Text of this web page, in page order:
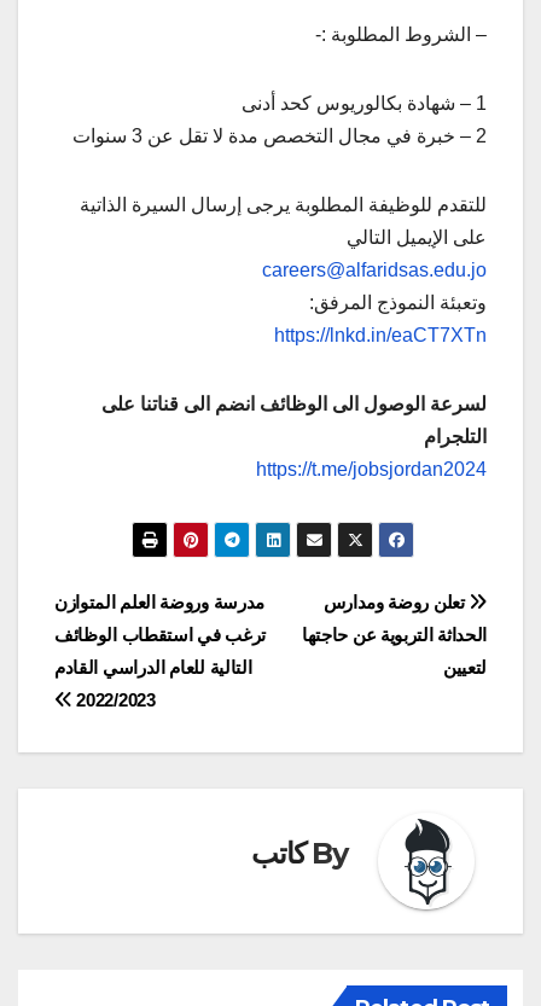
– الشروط المطلوبة :-
1 – شهادة بكالوريوس كحد أدنى
2 – خبرة في مجال التخصص مدة لا تقل عن 3 سنوات
للتقدم للوظيفة المطلوبة يرجى إرسال السيرة الذاتية
على الإيميل التالي
careers@alfaridsas.edu.jo
وتعبئة النموذج المرفق:
https://lnkd.in/eaCT7XTn
لسرعة الوصول الى الوظائف انضم الى قناتنا على
التلجرام
https://t.me/jobsjordan2024
تصفّح
المقالات
مدرسة وروضة العلم المتوازن
ترغب في استقطاب الوظائف
التالية للعام الدراسي القادم
2022/2023
تعلن روضة ومدارس
الحداثة التربوية عن حاجتها
لتعيين
By كاتب